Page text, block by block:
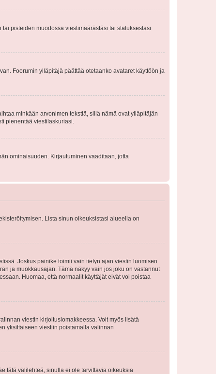
pisteiden muodossa viestimäärästäsi tai statuksestasi
Foorumin ylläpitäjä päättää otetaanko avataret käyttöön ja
minkään arvonimen tekstiä, sillä nämä ovat ylläpitäjän
pienentää viestilaskuriasi.
ominaisuuden. Kirjautuminen vaaditaan, jotta
Lista sinun oikeuksistasi alueella on
Joskus painike toimii vain tietyn ajan viestin luomisen
ja muokkausajan. Tämä näkyy vain jos joku on vastannut
Huomaa, että normaalit käyttäjät eivät voi poistaa
viestin kirjoituslomakkeessa. Voit myös lisätä
yksittäiseen viestiin poistamalla valinnan
tätä välilehteä, sinulla ei ole tarvittavia oikeuksia